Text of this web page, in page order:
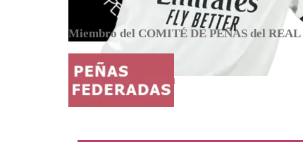
Miembro del COMITÉ DE PEÑAS del
www.fepemac.com